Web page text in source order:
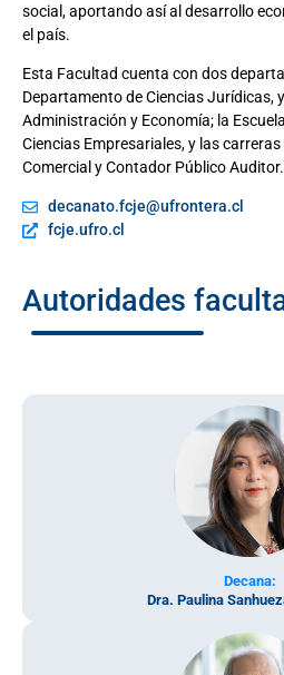
social, aportando así al desarrollo
el país.
Esta Facultad cuenta con dos
Departamento de Ciencias Jurídicas,
Administración y Economía; la
Ciencias Empresariales, y las
Comercial y Contador Público Auditor.
decanato.fcje@ufrontera.cl
fcje.ufro.cl
Autoridades
Decana:
Dra. Paulina